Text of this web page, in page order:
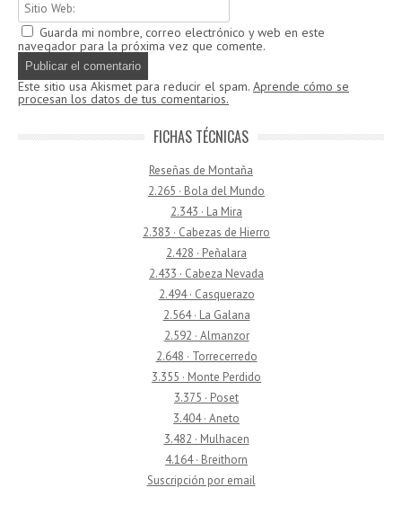
Guarda mi nombre, correo electrónico y web en este
navegador para la próxima vez que comente.
Este sitio usa Akismet para reducir el spam. Aprende cómo se
procesan los datos de tus comentarios.
FICHAS TÉCNICAS
Reseñas de Montaña
2.265 · Bola del Mundo
2.343 · La Mira
2.383 · Cabezas de Hierro
2.428 · Peñalara
2.433 · Cabeza Nevada
2.494 · Casquerazo
2.564 · La Galana
2.592 · Almanzor
2.648 · Torrecerredo
3.355 · Monte Perdido
3.375 · Poset
3.404 · Aneto
3.482 · Mulhacen
4.164 · Breithorn
Suscripción por email